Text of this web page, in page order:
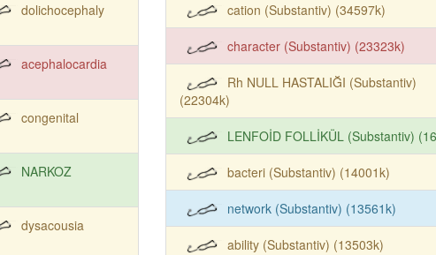
dolichocephaly
acephalocardia
congenital
NARKOZ
dysacousia
cation (Substantiv) (34597k)
character (Substantiv) (23323k)
Rh NULL HASTALIĞI (Substantiv)
(22304k)
LENFOİD FOLLİKÜL (Substantiv)
bacteri (Substantiv) (14001k)
network (Substantiv) (13561k)
ability (Substantiv) (13503k)